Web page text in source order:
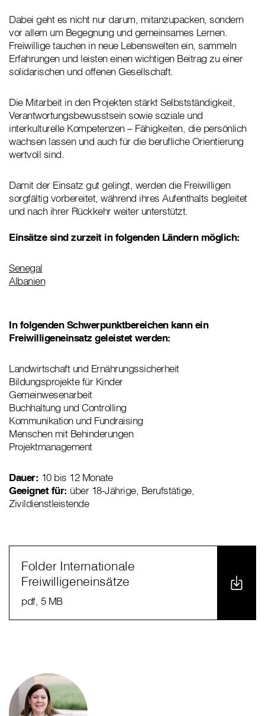
Dabei geht es nicht nur darum, mitanzupacken, sondern
vor allem um Begegnung und gemeinsames Lernen.
Freiwillige tauchen in neue Lebenswelten ein, sammeln
Erfahrungen und leisten einen wichtigen Beitrag zu einer
solidarischen und offenen Gesellschaft.
Die Mitarbeit in den Projekten stärkt Selbstständigkeit,
Verantwortungsbewusstsein sowie soziale und
interkulturelle Kompetenzen – Fähigkeiten, die persönlich
wachsen lassen und auch für die berufliche Orientierung
wertvoll sind.
Damit der Einsatz gut gelingt, werden die Freiwilligen
sorgfältig vorbereitet, während ihres Aufenthalts begleitet
und nach ihrer Rückkehr weiter unterstützt.
Einsätze sind zurzeit in folgenden Ländern möglich:
Senegal
Albanien
In folgenden Schwerpunktbereichen kann ein
Freiwilligeneinsatz geleistet werden:
Landwirtschaft und Ernährungssicherheit
Bildungsprojekte für Kinder
Gemeinwesenarbeit
Buchhaltung und Controlling
Kommunikation und Fundraising
Menschen mit Behinderungen
Projektmanagement
Dauer: 10 bis 12 Monate
Geeignet für: über 18-Jährige, Berufstätige,
Zivildienstleistende
Folder Internationale
Freiwilligeneinsätze
pdf, 5 MB